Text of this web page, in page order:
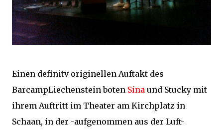
Einen definitv originellen Auftakt des
BarcampLiechenstein boten Sina und Stucky mit
ihrem Auftritt im Theater am Kirchplatz in
Schaan, in der -aufgenommen aus der Luft-